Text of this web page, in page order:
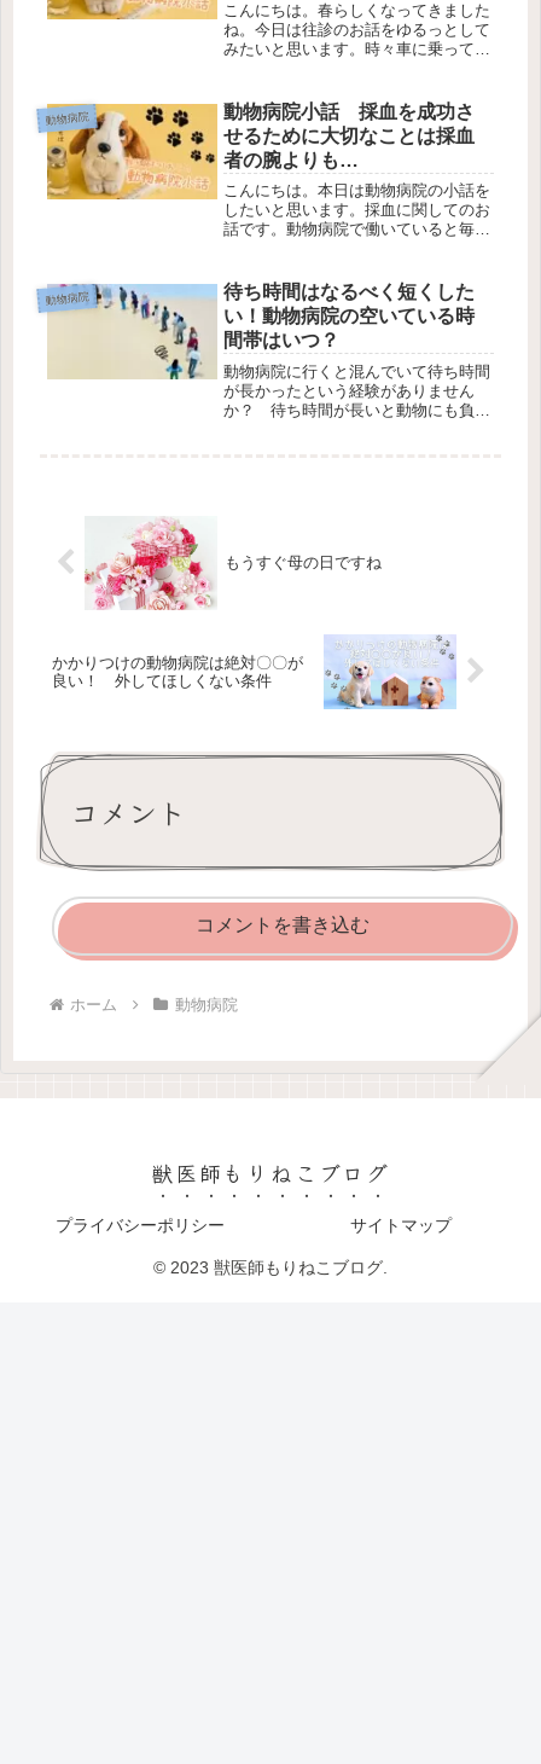
こんにちは。春らしくなってきました
ね。今日は往診のお話をゆるっとして
みたいと思います。時々車に乗って往
お伺いするのですが、多い時で1日4件
くらい回ったこともあります。私の
勤...
動物病院
動物病院小話 採血を成功さ
せるために大切なことは採血
者の腕よりも…
こんにちは。本日は動物病院の小話を
したいと思います。採血に関してのお
話です。動物病院で働いていると毎日
かれることがよくあるのですが、採血
部位は大きく3カ所あります。首、前
肢...
動物病院
待ち時間はなるべく短くした
い！動物病院の空いている時
間帯はいつ？
動物病院に行くと混んでいて待ち時間
が長かったという経験がありません
か？ 待ち時間が長いと動物にも負担
もうすぐ母の日ですね
かかりつけの動物病院は絶対〇〇が
良い！ 外してほしくない条件
コメント
コメントを書き込む
ホーム 動物病院
獣医師もりねこブログ
プライバシーポリシー サイトマップ
© 2023 獣医師もりねこブログ.